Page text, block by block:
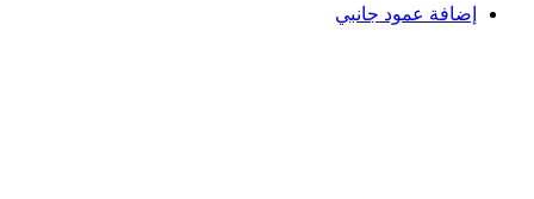
إضافة عمود جانبي